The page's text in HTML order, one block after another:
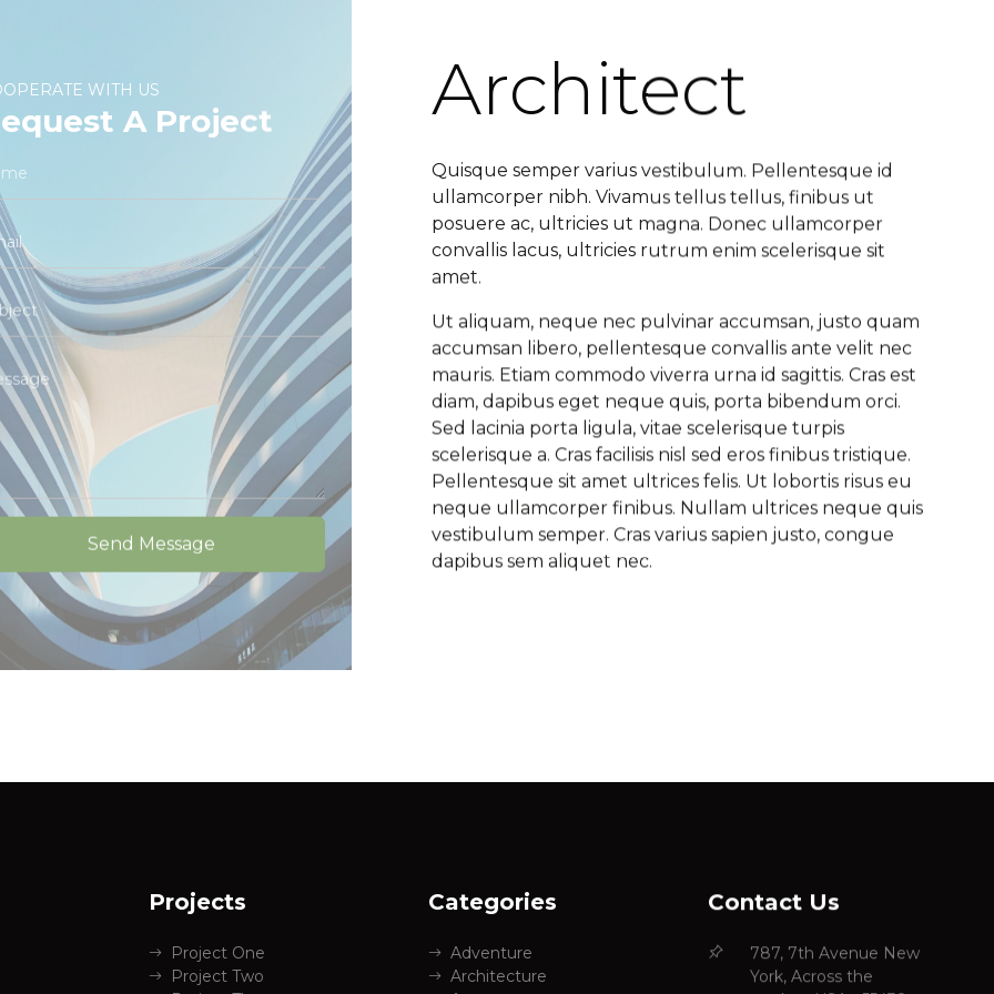
WITH US
A Project Architect
Quisque semper varius vestibulum. Pellentesque id
ullamcorper nibh. Vivamus tellus tellus, finibus ut
posuere ac, ultricies ut magna. Donec ullamcorper
convallis lacus, ultricies rutrum enim scelerisque sit
amet.
Ut aliquam, neque nec pulvinar accumsan, justo quam
accumsan libero, pellentesque convallis ante velit nec
mauris. Etiam commodo viverra urna id sagittis. Cras est
diam, dapibus eget neque quis, porta bibendum orci.
Sed lacinia porta ligula, vitae scelerisque turpis
scelerisque a. Cras facilisis nisl sed eros finibus tristique.
Pellentesque sit amet ultrices felis. Ut lobortis risus eu
neque ullamcorper finibus. Nullam ultrices neque quis
vestibulum semper. Cras varius sapien justo, congue
dapibus sem aliquet nec.
Projects
Project One
Project Two
Categories
Adventure
Architecture
Contact Us
787, 7th Avenue New
York, Across the